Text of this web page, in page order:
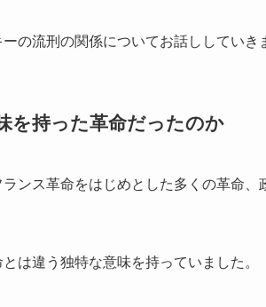
の流刑の関係についてお話ししていき
を持った革命だったのか
ンス革命をはじめとした多くの革命、
は違う独特な意味を持っていました。